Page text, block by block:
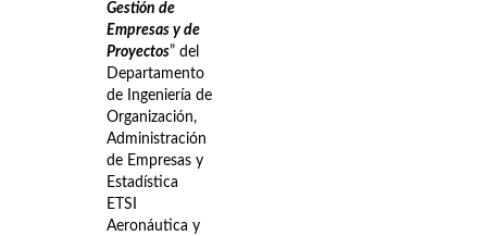
Gestión de
Empresas y de
Proyectos” del
Departamento
de Ingeniería de
Organización,
Administración
de Empresas y
Estadística
ETSI
Aeronáutica y